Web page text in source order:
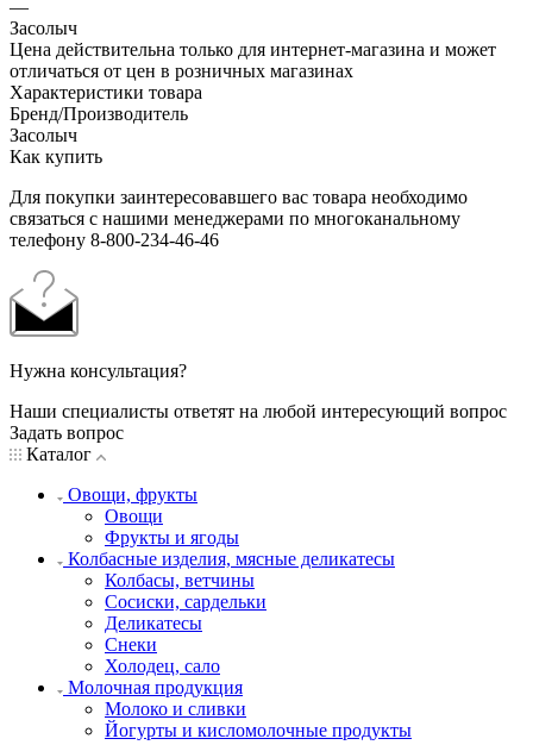
—
Засолыч
Цена действительна только для интернет-магазина и может
отличаться от цен в розничных магазинах
Характеристики товара
Бренд/Производитель
Засолыч
Как купить
Для покупки заинтересовавшего вас товара необходимо
связаться с нашими менеджерами по многоканальному
телефону 8-800-234-46-46
Нужна консультация?
Наши специалисты ответят на любой интересующий вопрос
Задать вопрос
Каталог
Овощи, фрукты
Овощи
Фрукты и ягоды
Колбасные изделия, мясные деликатесы
Колбасы, ветчины
Сосиски, сардельки
Деликатесы
Снеки
Холодец, сало
Молочная продукция
Молоко и сливки
Йогурты и кисломолочные продукты